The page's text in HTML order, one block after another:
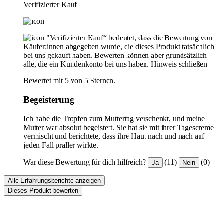
Verifizierter Kauf
"Verifizierter Kauf“ bedeutet, dass die Bewertung von
Käufer:innen abgegeben wurde, die dieses Produkt tatsächlich
bei uns gekauft haben. Bewerten können aber grundsätzlich
alle, die ein Kundenkonto bei uns haben. Hinweis schließen
Bewertet mit 5 von 5 Sternen.
Begeisterung
Ich habe die Tropfen zum Muttertag verschenkt, und meine
Mutter war absolut begeistert. Sie hat sie mit ihrer Tagescreme
vermischt und berichtete, dass ihre Haut nach und nach auf
jeden Fall praller wirkte.
War diese Bewertung für dich hilfreich? Ja (11) Nein (0)
Alle Erfahrungsberichte anzeigen
Dieses Produkt bewerten